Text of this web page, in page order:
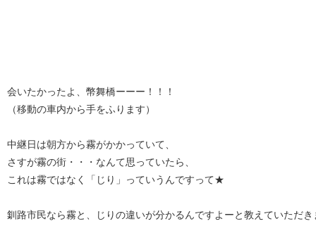
会いたかったよ、幣舞橋ーーー！！！
（移動の車内から手をふります）
中継日は朝方から霧がかかっていて、
さすが霧の街・・・なんて思っていたら、
これは霧ではなく「じり」っていうんですって★
釧路市民なら霧と、じりの違いが分かるんですよーと教えていただき